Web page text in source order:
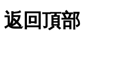
返回頂部